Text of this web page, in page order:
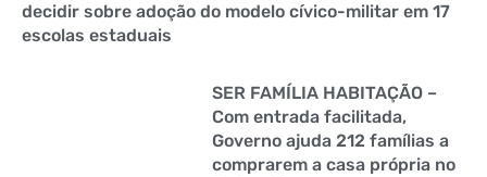
decidir sobre adoção do modelo cívico-militar em 17
escolas estaduais
SER FAMÍLIA HABITAÇÃO –
Com entrada facilitada,
Governo ajuda 212 famílias a
comprarem a casa própria no